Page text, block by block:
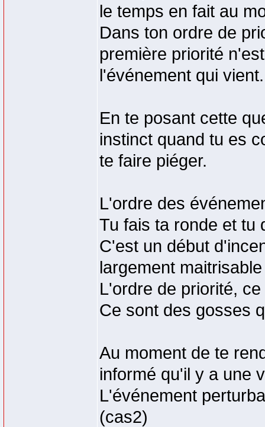
le temps en fait au
Dans ton ordre de
première priorité
l'événement qui vient.
En te posant cette
instinct quand tu es
te faire piéger.
L'ordre des
Tu fais ta ronde et tu
C'est un début
largement
L'ordre de priorité,
Ce sont des gosses
Au moment de te
informé qu'il y a une
L'événement
(cas2)